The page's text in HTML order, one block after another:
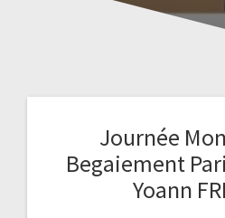
Journée
Begaiement
Yoann